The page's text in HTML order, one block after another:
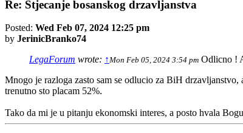
Re: Stjecanje bosanskog drzavljanstva
Posted: Wed Feb 07, 2024 12:25 pm
by JerinicBranko74
LegaForum wrote: ↑Mon Feb 05, 2024 3:54 pm Odlicno !
Mnogo je razloga zasto sam se odlucio za BiH
trenutno sto placam 52%.
Tako da mi je u pitanju ekonomski interes, a posto hvala